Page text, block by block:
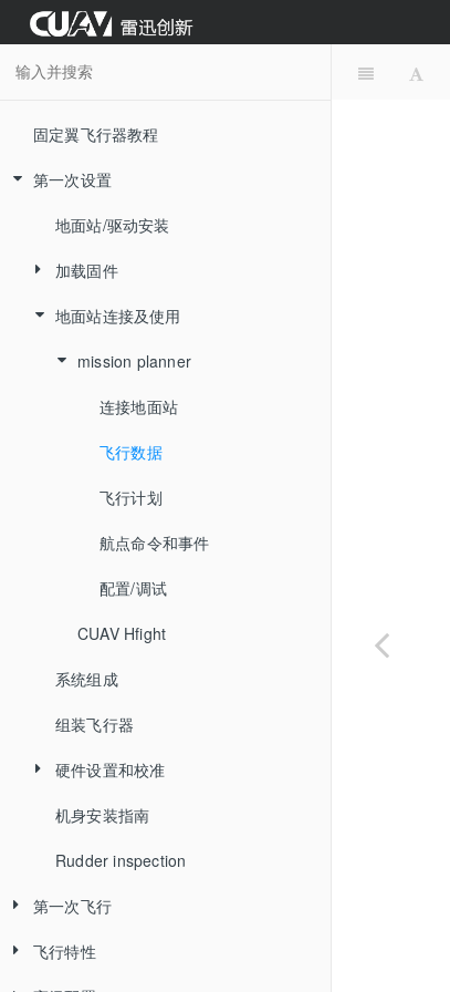
固定翼飞行器教程
第一次设置
地面站/驱动安装
加载固件
在线烧录固件
烧录本地固件
地面站连接及使用
mission planner
连接地面站
飞行数据
飞行计划
航点命令和事件
配置/调试
CUAV Hfight
系统组成
组装飞行器
硬件设置和校准
2.遥控器校准
3.GPS罗盘校准
4.加速计校准
5.飞行模式设置
机身安装指南
Rudder inspection
第一次飞行
飞行模式介绍
飞行特性